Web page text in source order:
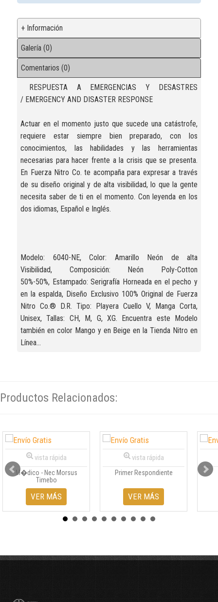
+ Información
Galería (0)
Comentarios (0)
RESPUESTA A EMERGENCIAS Y DESASTRES
/ EMERGENCY AND DISASTER RESPONSE
Actuar en el momento justo que sucede una catástrofe,
requiere estar siempre bien preparado, con los
conocimientos, las habilidades y las herramientas
necesarias para hacer frente a la crisis que se presenta.
En Fuerza Nitro Co. te acompaña para expresar a través
de su diseño original y de alta visibilidad, lo que la gente
necesita saber de ti en el momento. Con leyenda en los
dos idiomas, Español e Inglés.
Modelo: 6040-NE, Color: Amarillo Neón de alta
Visibilidad, Composición: Neón Poly-Cotton
50%-50%, Estampado: Serigrafía Horneada en el pecho y
en la espalda, Diseño Exclusivo 100% Original de Fuerza
Nitro Co.® D.R. Tipo: Playera Cuello V, Manga Corta,
Unisex, Tallas: CH, M, G, XG. Encuentra este Modelo
también en color Mango y en Beige en la Tienda Nitro en
Línea...
Productos Relacionados:
vista rápida
M�dico - Nec Morsus
Timebo
VER MÁS
vista rápida
Primer Respondiente
VER MÁS